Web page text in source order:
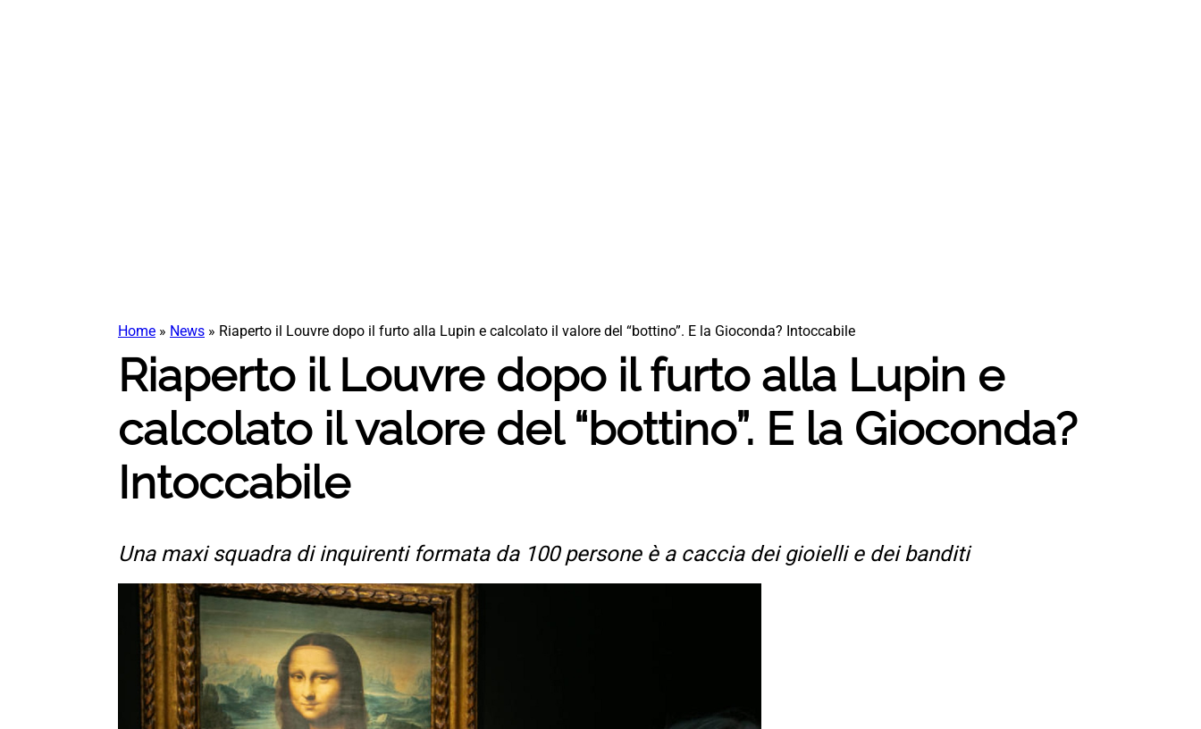
Home » News » Riaperto il Louvre dopo il furto alla Lupin e calcolato il valore del “bottino”. E la Gioconda? Intoccabile
Riaperto il Louvre dopo il furto alla Lupin e
calcolato il valore del “bottino”. E la Gioconda?
Intoccabile
Una maxi squadra di inquirenti formata da 100 persone è a caccia dei gioielli e dei banditi